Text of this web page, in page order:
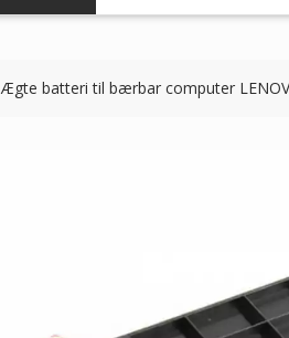
Ægte batteri til bærbar computer